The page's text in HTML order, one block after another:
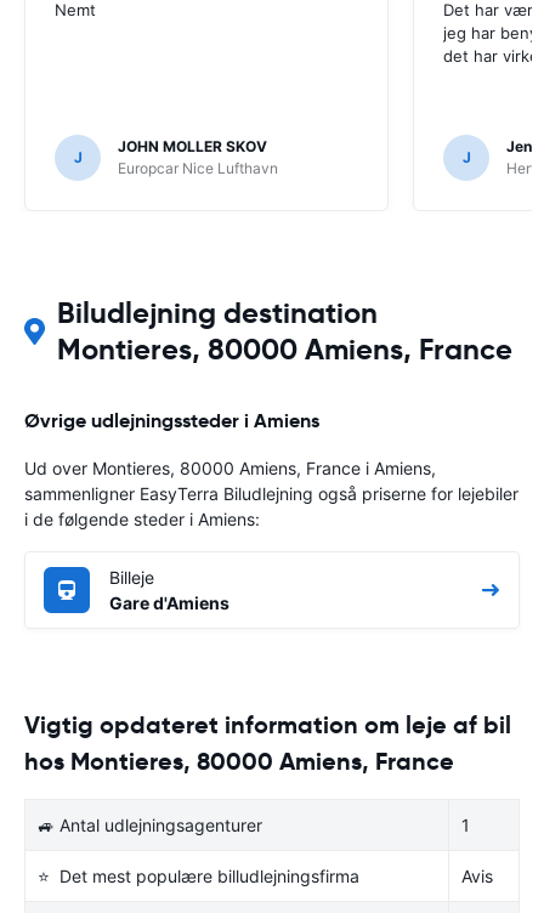
Nemt
J
JOHN MOLLER SKOV
Europcar Nice Lufthavn
Det har
jeg har
det har
J
Jens
Biludlejning destination
Montieres, 80000 Amiens, France
Øvrige udlejningssteder i Amiens
Ud over Montieres, 80000 Amiens, France i Amiens,
sammenligner EasyTerra Biludlejning også priserne for lejebiler
i de følgende steder i Amiens:
Billeje
Gare d'Amiens
Vigtig opdateret information om leje af bil
hos Montieres, 80000 Amiens, France
🚙 Antal udlejningsagenturer 1
⭐ Det mest populære billudlejningsfirma Avis